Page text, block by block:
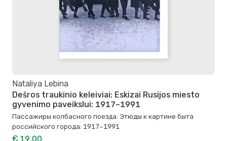
Nataliya Lebina
Dešros traukinio keleiviai: Eskizai Rusijos miesto
gyvenimo paveikslui: 1917–1991
Пассажиры колбасного поезда: Этюды к картине быта
российского города: 1917–1991
€ 19,00